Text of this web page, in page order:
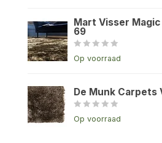
Mart Visser
69
Op voorraad
De Munk Carpets
Op voorraad